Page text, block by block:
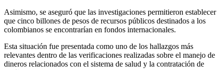
Asimismo, se aseguró que las investigaciones permitieron establecer
que cinco billones de pesos de recursos públicos destinados a los
colombianos se encontrarían en fondos internacionales.
Esta situación fue presentada como uno de los hallazgos más
relevantes dentro de las verificaciones realizadas sobre el manejo de
dineros relacionados con el sistema de salud y la contratación de